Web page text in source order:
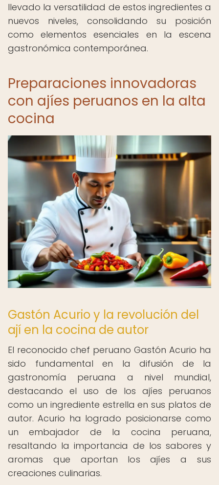
llevado la versatilidad de estos ingredientes a
nuevos niveles, consolidando su posición
como elementos esenciales en la escena
gastronómica contemporánea.
Preparaciones innovadoras
con ajíes peruanos en la alta
cocina
Gastón Acurio y la revolución del
ají en la cocina de autor
El reconocido chef peruano Gastón Acurio ha
sido fundamental en la difusión de la
gastronomía peruana a nivel mundial,
destacando el uso de los ajíes peruanos
como un ingrediente estrella en sus platos de
autor. Acurio ha logrado posicionarse como
un embajador de la cocina peruana,
resaltando la importancia de los sabores y
aromas que aportan los ajíes a sus
creaciones culinarias.